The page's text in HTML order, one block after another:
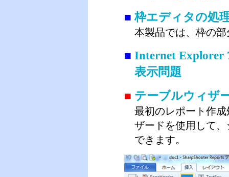
■枠エディタの処
本製品では、枠の
■ Internet Explorer
表示問題
■ テーブルウィザ
最初のレポート作
ザードを使用して
できます。